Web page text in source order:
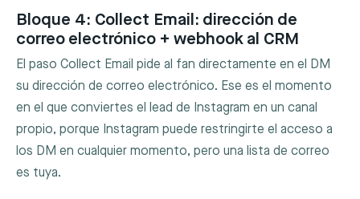
Bloque 4: Collect Email: dirección de
correo electrónico + webhook al CRM
El paso Collect Email pide al fan directamente en el DM
su dirección de correo electrónico. Ese es el momento
en el que conviertes el lead de Instagram en un canal
propio, porque Instagram puede restringirte el acceso a
los DM en cualquier momento, pero una lista de correo
es tuya.